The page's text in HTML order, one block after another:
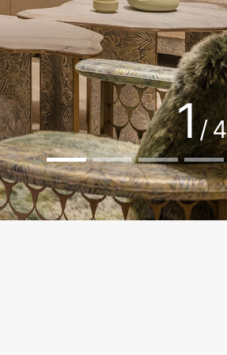
2 /4